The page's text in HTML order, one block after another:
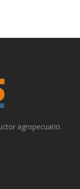
agropecuario.